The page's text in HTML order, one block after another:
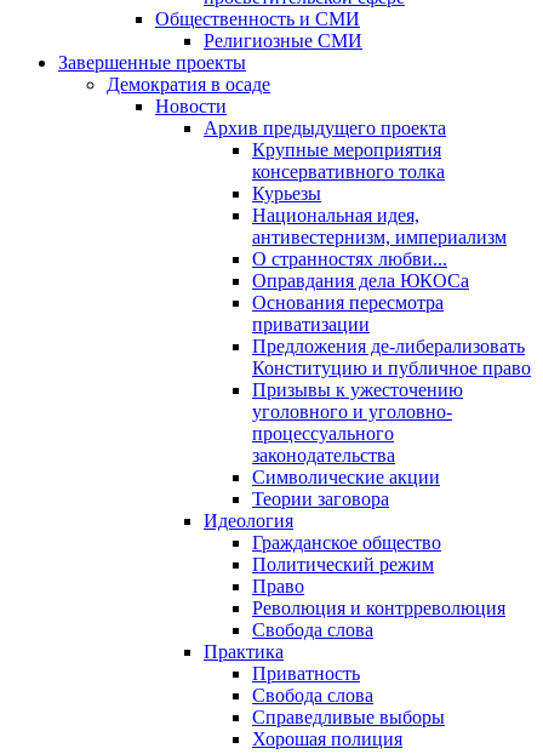
Общественность и СМИ
Религиозные СМИ
Завершенные проекты
Демократия в осаде
Новости
Архив предыдущего проекта
Крупные мероприятия
консервативного толка
Курьезы
Национальная идея,
антивестернизм, империализм
О странностях любви...
Оправдания дела ЮКОСа
Основания пересмотра
приватизации
Предложения де-либерализовать
Конституцию и публичное право
Призывы к ужесточению
уголовного и уголовно-
процессуального
законодательства
Символические акции
Теории заговора
Идеология
Гражданское общество
Политический режим
Право
Революция и контрреволюция
Свобода слова
Практика
Приватность
Свобода слова
Справедливые выборы
Хорошая полиция